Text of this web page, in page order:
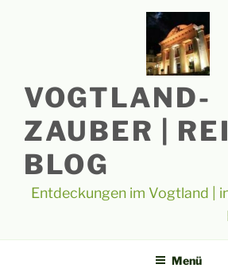
VOGTLAND-
ZAUBER |
BLOG
Entdeckungen im Vogtland |
Menü